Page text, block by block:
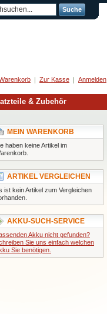
Suche
Zur Kasse Anmelden
& Zubehör
MEIN WARENKORB
haben keine Artikel im
ARTIKEL VERGLEICHEN
ist kein Artikel zum Vergleichen
AKKU-SUCH-SERVICE
Akku nicht gefunden?
Sie uns einfach welchen
Sie benötigen.